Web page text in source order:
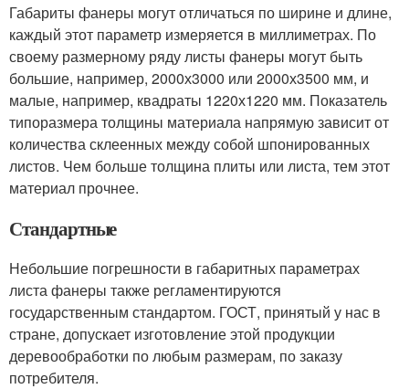
Габариты фанеры могут отличаться по ширине и длине,
каждый этот параметр измеряется в миллиметрах. По
своему размерному ряду листы фанеры могут быть
большие, например, 2000х3000 или 2000х3500 мм, и
малые, например, квадраты 1220х1220 мм. Показатель
типоразмера толщины материала напрямую зависит от
количества склеенных между собой шпонированных
листов. Чем больше толщина плиты или листа, тем этот
материал прочнее.
Стандартные
Небольшие погрешности в габаритных параметрах
листа фанеры также регламентируются
государственным стандартом. ГОСТ, принятый у нас в
стране, допускает изготовление этой продукции
деревообработки по любым размерам, по заказу
потребителя.